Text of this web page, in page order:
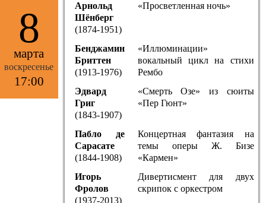
8
марта
воскресенье
17:00
Арнольд
Шёнберг
(1874-1951)
«Просветленная ночь»
Бенджамин
Бриттен
(1913-1976)
«Иллюминации»
вокальный цикл на стихи
Рембо
Эдвард
Григ
(1843-1907)
«Смерть Озе» из сюиты
«Пер Гюнт»
Пабло де
Сарасате
(1844-1908)
Концертная фантазия на
темы оперы Ж. Бизе
«Кармен»
Игорь
Фролов
(1937-2013)
Дивертисмент для двух
скрипок с оркестром